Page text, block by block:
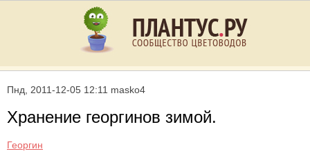
Пнд, 2011-12-05 12:11 masko4
Хранение георгинов зимой.
Георгин